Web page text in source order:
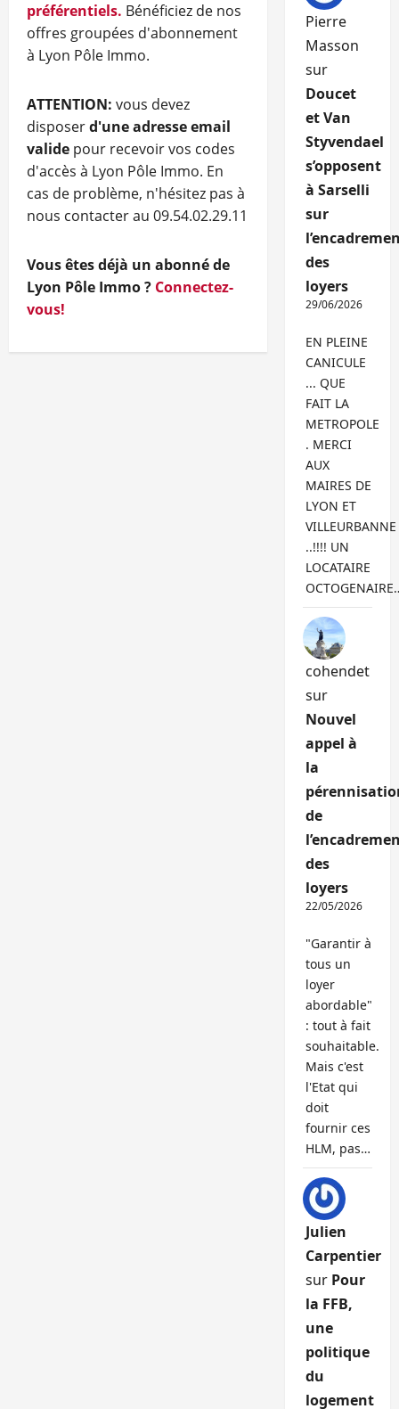
préférentiels. Bénéficiez de nos
offres groupées d'abonnement
à Lyon Pôle Immo.
ATTENTION: vous devez
disposerd'une adresse email
valide pour recevoir vos codes
d'accès à Lyon Pôle Immo. En
cas de problème, n'hésitez pas à
nous contacter au 09.54.02.29.11
Vous êtes déjà un abonné de
Lyon Pôle Immo ? Connectez-
vous!
Pierre
Masson
sur
Doucet
et Van
Styvendael
s’opposent
à Sarselli
sur
des
loyers
29/06/2026
EN PLEINE
CANICULE
... QUE
FAIT LA
METROPOLE
. MERCI
AUX
MAIRES DE
LYON ET
VILLEURBANNE
..!!!! UN
LOCATAIRE
cohendet
sur
Nouvel
appel à
la
de
des
loyers
22/05/2026
"Garantir à
tous un
loyer
abordable"
: tout à fait
souhaitable.
Mais c'est
l'Etat qui
doit
fournir ces
HLM, pas…
Julien
Carpentier
sur Pour
la FFB,
une
politique
du
logement